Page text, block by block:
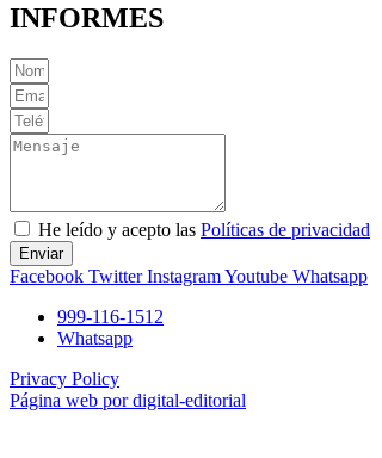
INFORMES
He leído y acepto las Políticas de privacidad
Enviar
Facebook Twitter InstagramYoutube Whatsapp
999-116-1512
Whatsapp
Privacy Policy
Página web por digital-editorial